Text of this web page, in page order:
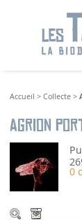
Accueil >Collecte >
Agrion
0